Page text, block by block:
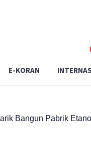
E-KORAN
Bangun Pabrik